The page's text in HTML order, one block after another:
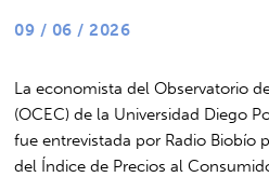
09 / 06 / 2026
La economista del Observatorio
(OCEC) de la Universidad Diego
fue entrevistada por Radio Biobío
del Índice de Precios al